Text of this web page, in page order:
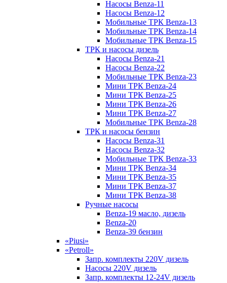
Насосы Benza-11
Насосы Benza-12
Мобильные ТРК Benza-13
Мобильные ТРК Benza-14
Мобильные ТРК Benza-15
ТРК и насосы дизель
Насосы Benza-21
Насосы Benza-22
Мобильные ТРК Benza-23
Мини ТРК Benza-24
Мини ТРК Benza-25
Мини ТРК Benza-26
Мини ТРК Benza-27
Мобильные ТРК Benza-28
ТРК и насосы бензин
Насосы Benza-31
Насосы Benza-32
Мобильные ТРК Benza-33
Мини ТРК Benza-34
Мини ТРК Benza-35
Мини ТРК Benza-37
Мини ТРК Benza-38
Ручные насосы
Benza-19 масло, дизель
Benza-20
Benza-39 бензин
«Piusi»
«Petroll»
Запр. комплекты 220V дизель
Насосы 220V дизель
Запр. комплекты 12-24V дизель